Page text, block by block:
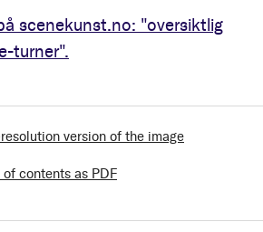
scenekunst.no: "oversiktlig
turner".
version of the image
contents as PDF